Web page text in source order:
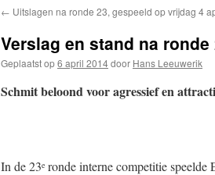
← Uitslagen na ronde 23, gespeeld op vrijdag 4
Verslag en stand na
Geplaatst op6 april 2014door Hans Leeuwerik
Schmit beloond voor agressief en
In de 23e ronde interne competitie